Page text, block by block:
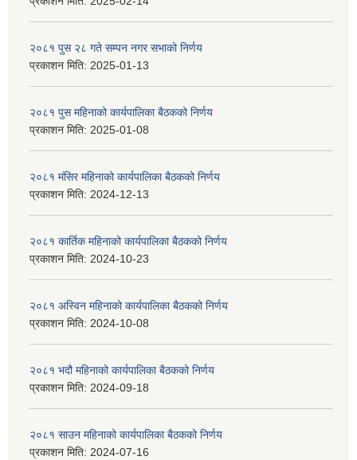
२०८१ पुस २८ गते सम्प‍न नगर सभाको निर्णय
प्रकाशन मिति: 2025-01-13
२०८१ पुस महिनाको कार्यपालिका बैठकको निर्णय
प्रकाशन मिति: 2025-01-08
२०८१ मंसिर महिनाको कार्यपालिका बैठकको निर्णय
प्रकाशन मिति: 2024-12-13
२०८१ कार्तिक महिनाको कार्यपालिका बैठकको निर्णय
प्रकाशन मिति: 2024-10-23
२०८१ अस्विन महिनाको कार्यपालिका बैठकको निर्णय
प्रकाशन मिति: 2024-10-08
२०८१ भदौ महिनाको कार्यपालिका बैठकको निर्णय
प्रकाशन मिति: 2024-09-18
२०८१ साउन महिनाको कार्यपालिका बैठकको निर्णय
प्रकाशन मिति: 2024-07-16